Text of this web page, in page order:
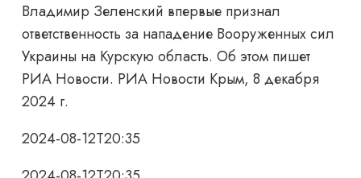
Владимир Зеленский впервые признал
ответственность за нападение Вооруженных сил
Украины на Курскую область. Об этом пишет
РИА Новости. РИА Новости Крым, 8 декабря
2024 г.
2024-08-12T20:35